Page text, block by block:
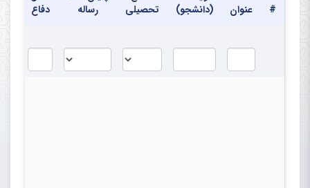
# عنوان
(دانشجو)
تحصیلی
رساله
دفاع